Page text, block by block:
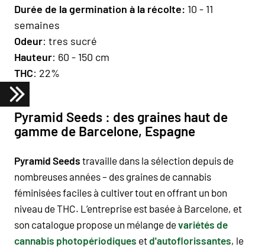
Durée de la germination à la récolte: 10 - 11
semaines
Odeur: tres sucré
Hauteur: 60 - 150 cm
THC: 22%
Pyramid Seeds : des graines haut de
gamme de Barcelone, Espagne
Pyramid Seeds travaille dans la sélection depuis de
nombreuses années – des graines de cannabis
féminisées faciles à cultiver tout en offrant un bon
niveau deTHC. L’entreprise est basée à Barcelone, et
son catalogue propose un mélange devariétés de
cannabis photopériodiques etd'autoflorissantes, le